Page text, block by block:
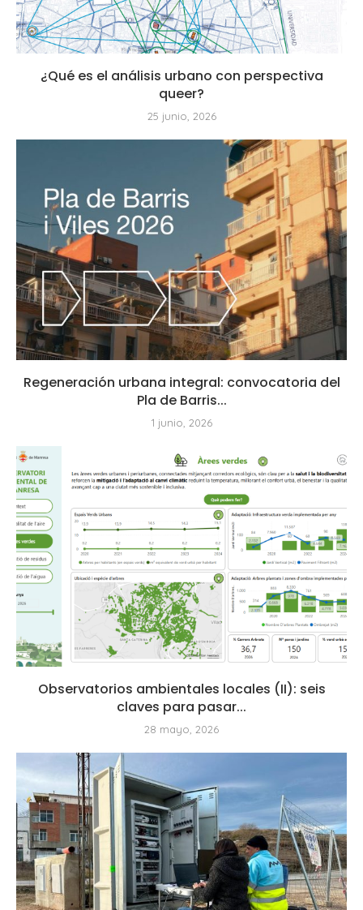
¿Qué es el análisis urbano con perspectiva
queer?
25 junio, 2026
Regeneración urbana integral: convocatoria del
Pla de Barris...
1 junio, 2026
Observatorios ambientales locales (II): seis
claves para pasar...
28 mayo, 2026